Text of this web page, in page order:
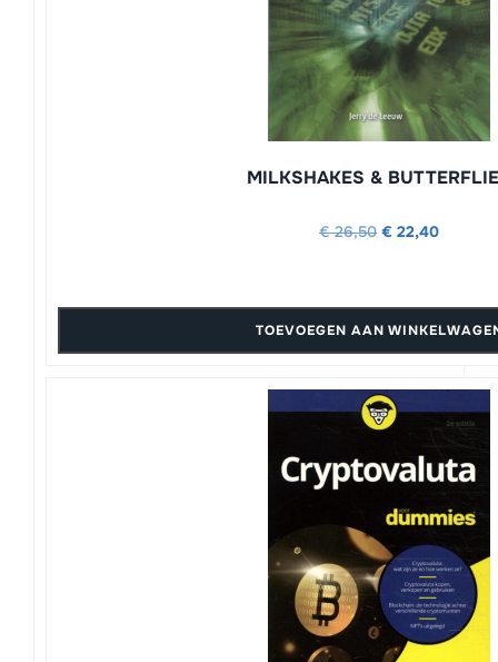
MILKSHAKES &
€26,50 Oorspronkelijke
€ 26,50.
€ 22,40Huidige
€
TOEVOEGEN AAN